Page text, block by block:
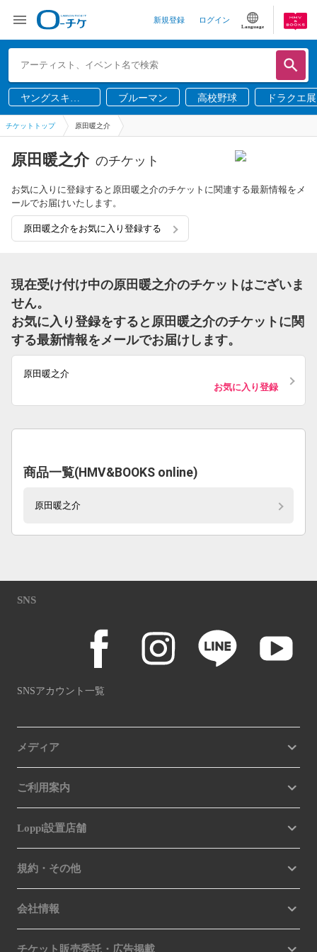
新規登録 ログイン
Language
ヤングスキニ
ー
ブルーマン 高校野球 ドラクエ展
チケットトップ 原田暖之介
原田暖之介 のチケット
お気に入りに登録すると原田暖之介のチケットに関連する最新情報をメ
ールでお届けいたします。
原田暖之介をお気に入り登録する
現在受け付け中の原田暖之介のチケットはございま
せん。
お気に入り登録をすると原田暖之介のチケットに関
する最新情報をメールでお届けします。
原田暖之介
お気に入り登録
商品一覧(HMV&BOOKS online)
原田暖之介
SNS
SNSアカウント一覧
メディア
ご利用案内
Loppi設置店舗
規約・その他
会社情報
チケット販売委託・広告掲載